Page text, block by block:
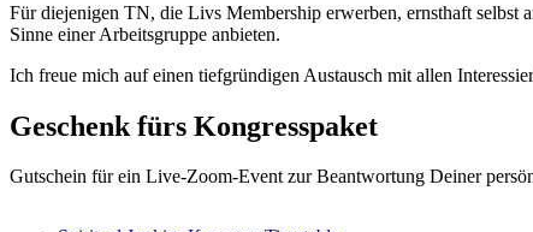
Für diejenigen TN, die Livs Membership erwerben, ernsthaft
Sinne einer Arbeitsgruppe anbieten.
Ich freue mich auf einen tiefgründigen Austausch mit allen
Geschenk fürs Kongresspaket
Gutschein für ein Live-Zoom-Event zur Beantwortung Deiner